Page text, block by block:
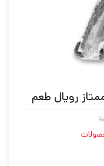
رویال طعم